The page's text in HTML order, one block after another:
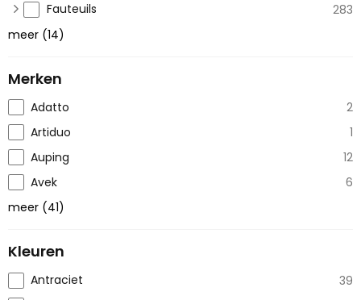
Fauteuils
283
meer (14)
Merken
Adatto
2
Artiduo
1
Auping
12
Avek
6
meer (41)
Kleuren
Antraciet
39